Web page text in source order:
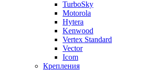
TurboSky
Motorola
Hytera
Kenwood
Vertex Standard
Vector
Icom
Крепления